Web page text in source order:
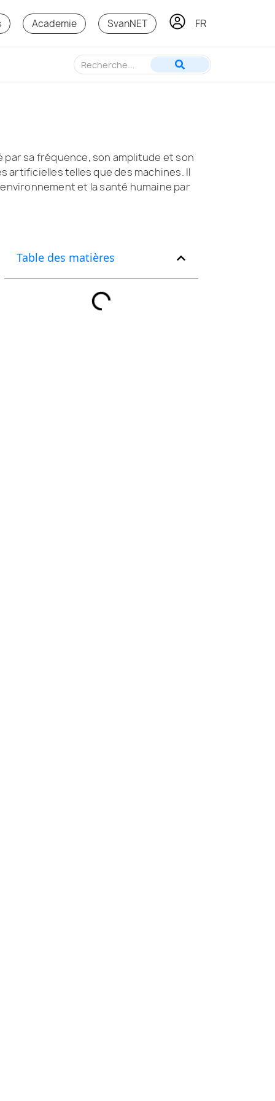
Academie SvanNET FR
KO
sa fréquence, son amplitude et son
artificielles telles que des machines. Il
et la santé humaine par
Table des matières